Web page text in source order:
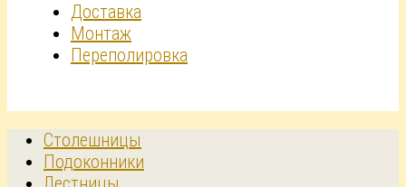
Доставка
Монтаж
Переполировка
Столешницы
Подоконники